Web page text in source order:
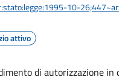
10-
attivo
di autorizzazione